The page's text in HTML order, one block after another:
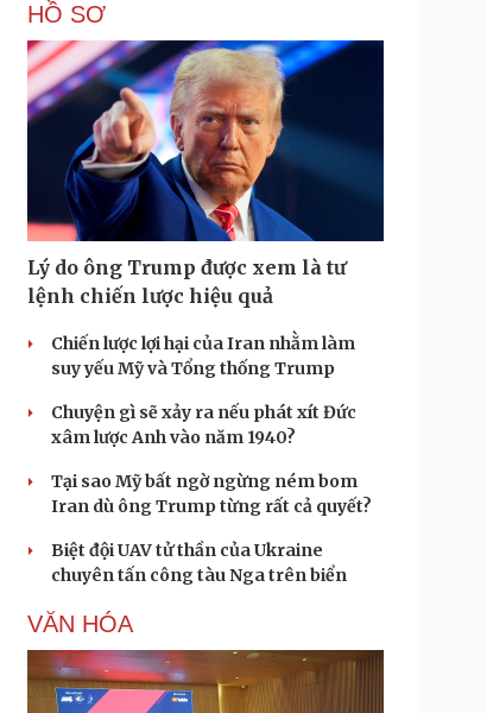
HỒ SƠ
Lý do ông Trump được xem là tư
lệnh chiến lược hiệu quả
Chiến lược lợi hại của Iran nhằm làm
suy yếu Mỹ và Tổng thống Trump
Chuyện gì sẽ xảy ra nếu phát xít Đức
xâm lược Anh vào năm 1940?
Tại sao Mỹ bất ngờ ngừng ném bom
Iran dù ông Trump từng rất cả quyết?
Biệt đội UAV tử thần của Ukraine
chuyên tấn công tàu Nga trên biển
VĂN HÓA